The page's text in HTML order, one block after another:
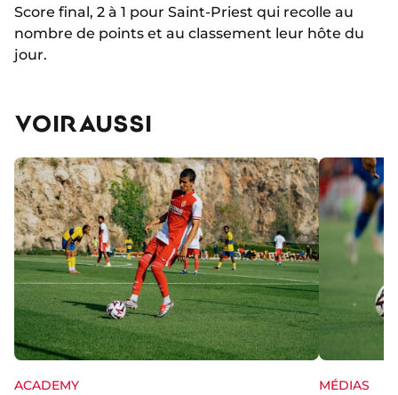
Score final, 2 à 1 pour Saint-Priest qui recolle au
nombre de points et au classement leur hôte du
jour.
VOIR AUSSI
ACADEMY MÉDIAS